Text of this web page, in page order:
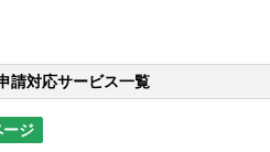
請対応サービス一覧
ージ